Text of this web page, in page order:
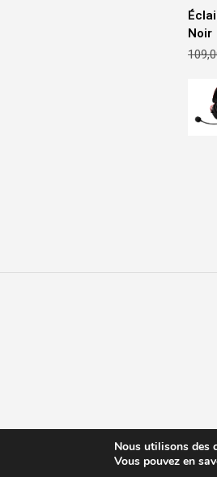
Noir
Nous utilisons des
Vous pouvez en